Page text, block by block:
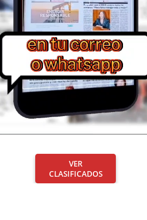
VER
CLASIFICADOS